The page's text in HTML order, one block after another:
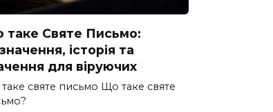
таке Святе Письмо:
історія та
для віруючих
святе письмо Що таке святе